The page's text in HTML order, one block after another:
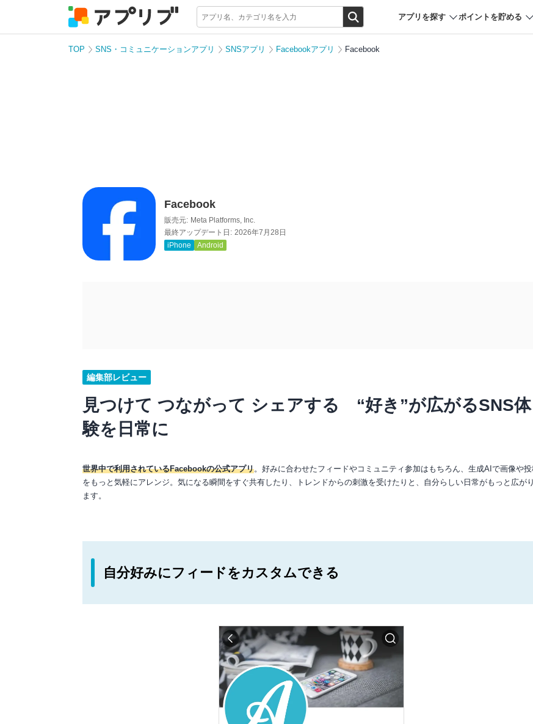
アプリを探す ポイントを貯める
TOP SNS・コミュニケーションアプリ SNSアプリ Facebookアプリ Facebook
Facebook
販売元: Meta Platforms, Inc.
最終アップデート日: 2026年7月28日
iPhone
Android
編集部レビュー
見つけて つながって シェアする “好き”が広がるSNS体
験を日常に
世界中で利用されているFacebookの公式アプリ。好みに合わせたフィードやコミュニティ参加はもちろん、生成AIで画像や
をもっと気軽にアレンジ。気になる瞬間をすぐ共有したり、トレンドからの刺激を受けたりと、自分らしい日常がもっと広がり
ます。
自分好みにフィードをカスタムできる